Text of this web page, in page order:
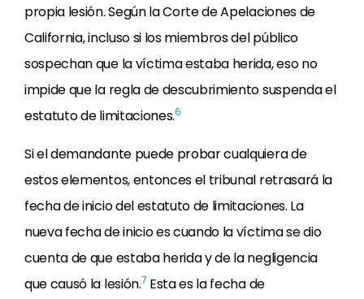
propia lesión. Según la Corte de Apelaciones de
California, incluso si los miembros del público
sospechan que la víctima estaba herida, eso no
impide que la regla de descubrimiento suspenda el
estatuto de limitaciones.6
Si el demandante puede probar cualquiera de
estos elementos, entonces el tribunal retrasará la
fecha de inicio del estatuto de limitaciones. La
nueva fecha de inicio es cuando la víctima se dio
cuenta de que estaba herida y de la negligencia
que causó la lesión.7 Esta es la fecha de